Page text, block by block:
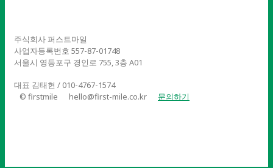
주식회사 퍼스트마일
사업자등록번호 557-87-01748
서울시 영등포구 경인로 755, 3층 A01
대표 김태현 / 010-4767-1574
© firstmile
hello@first-mile.co.kr 문의하기